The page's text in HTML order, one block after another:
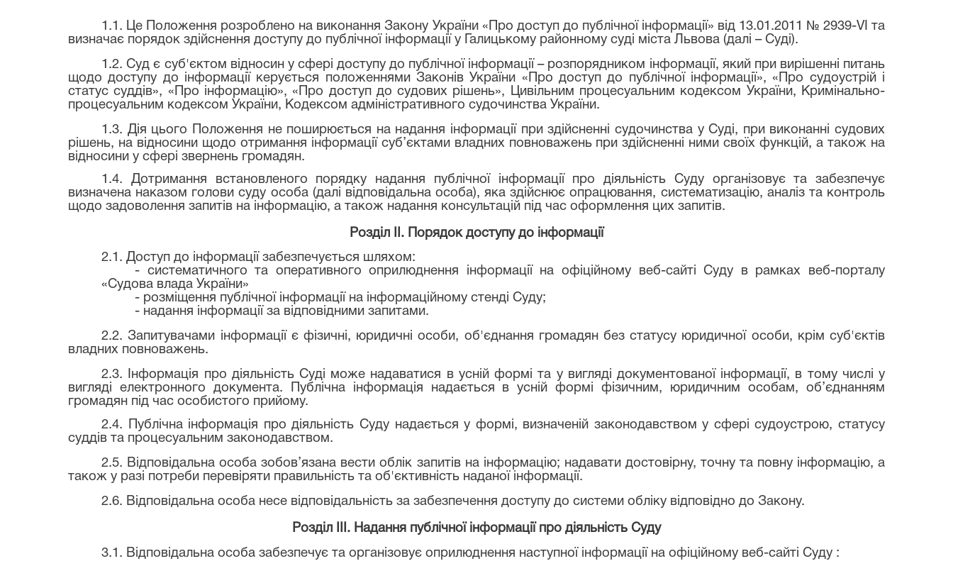
1.1. Це Положення розроблено на виконання Закону України «Про доступ до публічної інформації» від 13.01.2011 № 2939-VI та
визначає порядок здійснення доступу до публічної інформації у Галицькому районному суді міста Львова (далі – Суді).
1.2. Суд є суб'єктом відносин у сфері доступу до публічної інформації – розпорядником інформації, який при вирішенні питань
щодо доступу до інформації керується положеннями Законів України «Про доступ до публічної інформації», «Про судоустрій і
статус суддів», «Про інформацію», «Про доступ до судових рішень», Цивільним процесуальним кодексом України, Кримінально-
процесуальним кодексом України, Кодексом адміністративного судочинства України.
1.3. Дія цього Положення не поширюється на надання інформації при здійсненні судочинства у Суді, при виконанні судових
рішень, на відносини щодо отримання інформації суб’єктами владних повноважень при здійсненні ними своїх функцій, а також на
відносини у сфері звернень громадян.
1.4. Дотримання встановленого порядку надання публічної інформації про діяльність Суду організовує та забезпечує
визначена наказом голови суду особа (далі відповідальна особа), яка здійснює опрацювання, систематизацію, аналіз та контроль
щодо задоволення запитів на інформацію, а також надання консультацій під час оформлення цих запитів.
Розділ II. Порядок доступу до інформації
2.1. Доступ до інформації забезпечується шляхом:
- систематичного та оперативного оприлюднення інформації на офіційному веб-сайті Суду в рамках веб-порталу
«Судова влада України»
- розміщення публічної інформації на інформаційному стенді Суду;
- надання інформації за відповідними запитами.
2.2. Запитувачами інформації є фізичні, юридичні особи, об'єднання громадян без статусу юридичної особи, крім суб'єктів
владних повноважень.
2.3. Інформація про діяльність Суді може надаватися в усній формі та у вигляді документованої інформації, в тому числі у
вигляді електронного документа. Публічна інформація надається в усній формі фізичним, юридичним особам, об’єднанням
громадян під час особистого прийому.
2.4. Публічна інформація про діяльність Суду надається у формі, визначеній законодавством у сфері судоустрою, статусу
суддів та процесуальним законодавством.
2.5. Відповідальна особа зобов’язана вести облік запитів на інформацію; надавати достовірну, точну та повну інформацію, а
також у разі потреби перевіряти правильність та об'єктивність наданої інформації.
2.6. Відповідальна особа несе відповідальність за забезпечення доступу до системи обліку відповідно до Закону.
Розділ IIІ. Надання публічної інформації про діяльність Суду
3.1. Відповідальна особа забезпечує та організовує оприлюднення наступної інформації на офіційному веб-сайті Суду :